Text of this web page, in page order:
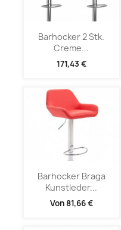
Barhocker 2 Stk.
Creme...
171,43 €
Barhocker Braga
Kunstleder...
Von 81,66 €